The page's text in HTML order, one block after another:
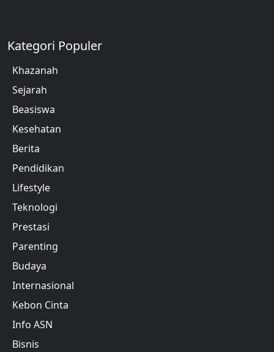
Kategori Populer
Khazanah
Sejarah
Beasiswa
Kesehatan
Berita
Pendidikan
Lifestyle
Teknologi
Prestasi
Parenting
Budaya
Internasional
Kebon Cinta
Info ASN
Bisnis